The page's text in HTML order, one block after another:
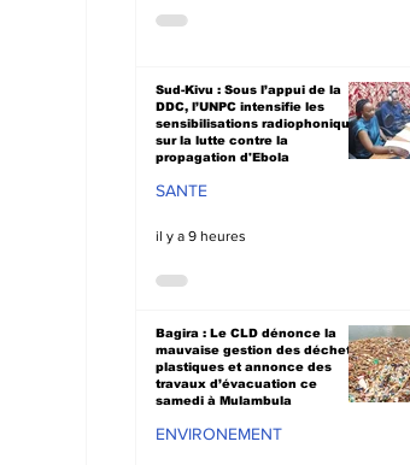
Sud-Kivu : Sous l’appui de la
DDC, l’UNPC intensifie les
sensibilisations radiophoniques
sur la lutte contre la
propagation d'Ebola
SANTE
il y a 9 heures
Bagira : Le CLD dénonce la
mauvaise gestion des déchets
plastiques et annonce des
travaux d’évacuation ce
samedi à Mulambula
ENVIRONEMENT